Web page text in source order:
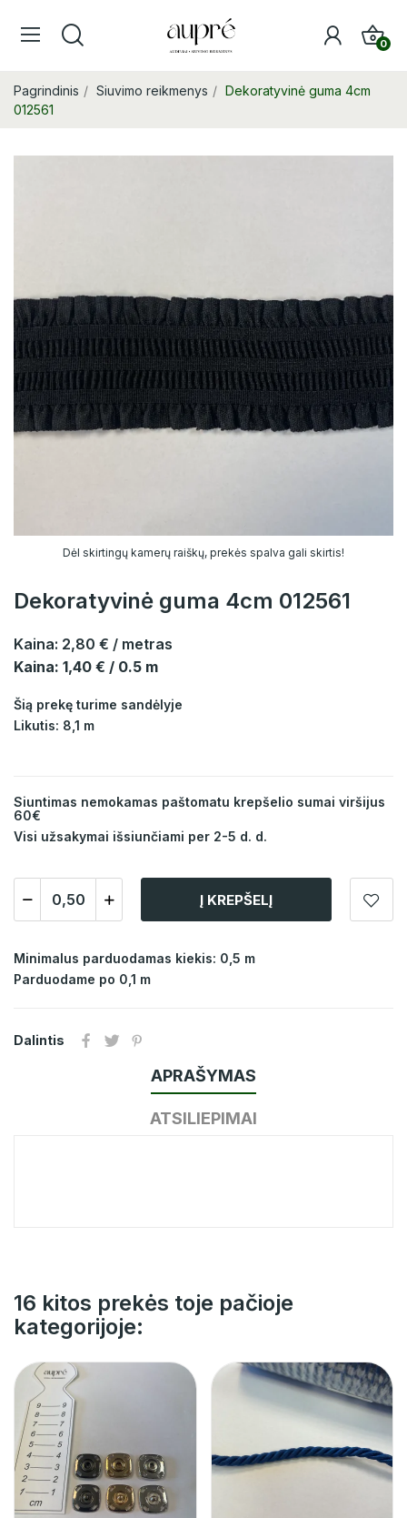
0
Pagrindinis Siuvimo reikmenys
Dekoratyvinė guma 4cm
012561
Dėl skirtingų kamerų raiškų, prekės spalva gali skirtis!
Dekoratyvinė guma 4cm 012561
Kaina: 2,80 € / metras
Kaina: 1,40 € / 0.5 m
Šią prekę turime sandėlyje
Likutis: 8,1 m
Siuntimas nemokamas paštomatu krepšelio sumai viršijus
60€
Visi užsakymai išsiunčiami per 2-5 d. d.
Į KREPŠELĮ
Minimalus parduodamas kiekis: 0,5 m
Parduodame po 0,1 m
Dalintis
APRAŠYMAS
ATSILIEPIMAI
16 kitos prekės toje pačioje
kategorijoje: